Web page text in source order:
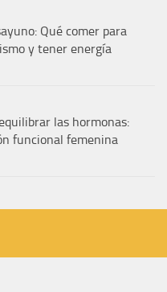
Qué comer para
y tener energía
las hormonas:
funcional femenina